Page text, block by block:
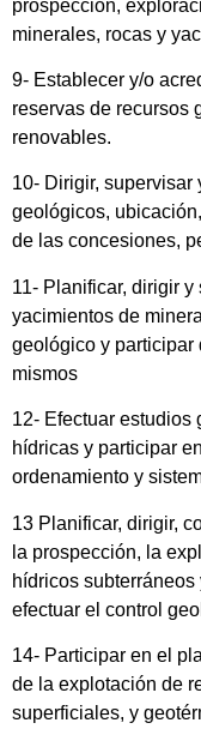
prospección,
minerales, rocas y
9- Establecer y/o
reservas de recursos
renovables.
10- Dirigir, supervisar
geológicos,
de las concesiones,
11- Planificar, dirigir
yacimientos de
geológico y participar
mismos
12- Efectuar estudios
hídricas y participar
ordenamiento y
13 Planificar, dirigir,
la prospección, la
hídricos
efectuar el control
14- Participar en el
de la explotación de
superficiales, y